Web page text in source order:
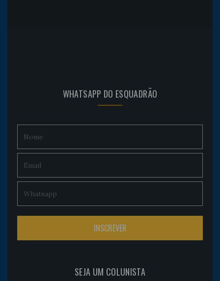
WHATSAPP DO ESQUADRÃO
SEJA UM COLUNISTA